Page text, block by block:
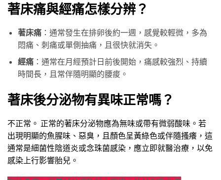
著床痛與經痛怎樣分辨？
著床痛：通常發生在排卵後約一週，感覺較輕微，多為
悶痛、刺痛或單側抽痛，且很快就消失。
經痛：通常在月經預計日前後開始，痛感較強烈、持續
時間長，且常伴隨明顯的腰痠。
著床後分泌物有異味正常嗎？
不正常。 正常的著床分泌物應為無味或帶有微弱酸味。若
出現明顯的魚腥味、惡臭，且顏色呈黃綠色或伴隨搔癢，這
通常是細菌性陰道炎或念珠菌感染，應立即就醫治療，以免
感染上行影響胎兒。